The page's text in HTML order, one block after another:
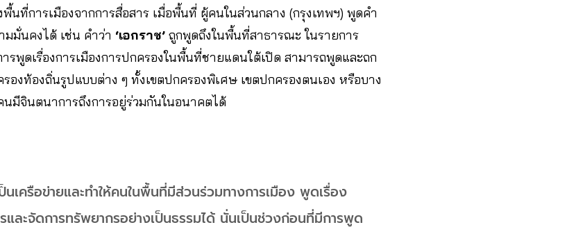
นที่การเมืองจากการสื่อสาร เมื่อพื้นที่ ผู้คนในส่วนกลาง (กรุงเทพฯ) พูดคำ
มั่นคงได้ เช่น คำว่า ‘เอกราช’ ถูกพูดถึงในพื้นที่สาธารณะ ในรายการ
รพูดเรื่องการเมืองการปกครองในพื้นที่ชายแดนใต้เปิด สามารถพูดและถก
องท้องถิ่นรูปแบบต่าง ๆ ทั้งเขตปกครองพิเศษ เขตปกครองตนเอง หรือบาง
นมีจินตนาการถึงการอยู่ร่วมกันในอนาคตได้
นเครือข่ายและทำให้คนในพื้นที่มีส่วนร่วมทางการเมือง พูดเรื่อง
รและจัดการทรัพยากรอย่างเป็นธรรมได้ นั่นเป็นช่วงก่อนที่มีการพูด